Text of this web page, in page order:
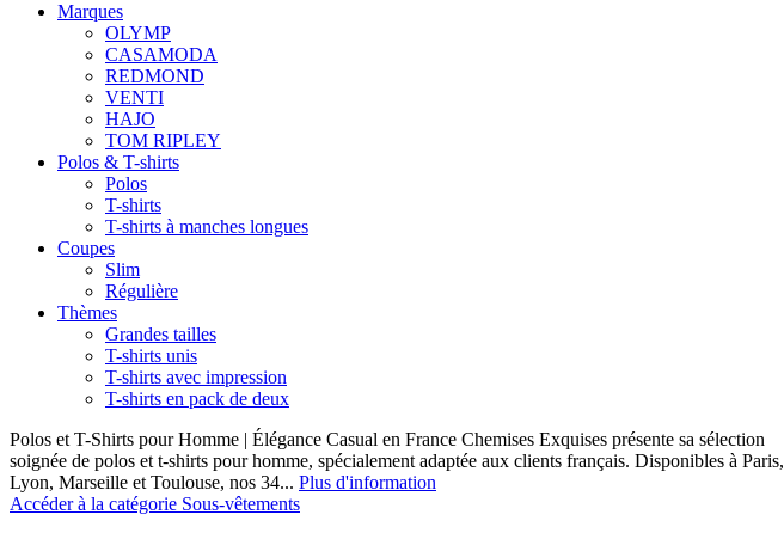
Marques
OLYMP
CASAMODA
REDMOND
VENTI
HAJO
TOM RIPLEY
Polos & T-shirts
Polos
T-shirts
T-shirts à manches longues
Coupes
Slim
Régulière
Thèmes
Grandes tailles
T-shirts unis
T-shirts avec impression
T-shirts en pack de deux
Polos et T-Shirts pour Homme | Élégance Casual en France Chemises Exquises présente sa sélection
soignée de polos et t-shirts pour homme, spécialement adaptée aux clients français. Disponibles à Paris,
Lyon, Marseille et Toulouse, nos 34... Plus d'information
Accéder à la catégorie Sous-vêtements